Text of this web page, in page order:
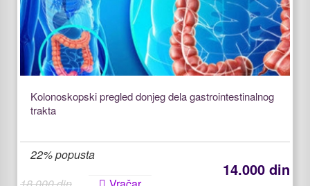
Kolonoskopski pregled donjeg dela gastrointestinalnog
trakta
22% popusta
14.000 din